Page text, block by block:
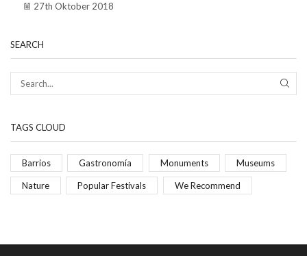
27th Oktober 2018
SEARCH
TAGS CLOUD
Barrios Gastronomía Monuments Museums
Nature Popular Festivals We Recommend